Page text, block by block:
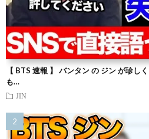
【 BTS 速報 】 バンタン の ジン が珍し
も…
JIN